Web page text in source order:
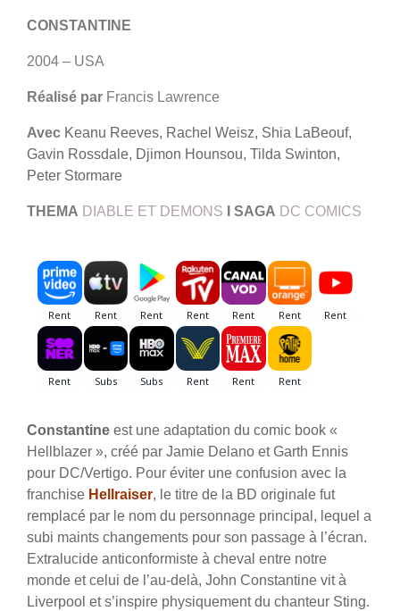
CONSTANTINE
2004 – USA
Réalisé par Francis Lawrence
Avec Keanu Reeves, Rachel Weisz, Shia LaBeouf,
Gavin Rossdale, Djimon Hounsou, Tilda Swinton,
Peter Stormare
THEMA DIABLE ET DEMONS SAGA DC COMICS
Constantine est une adaptation du comic book «
Hellblazer », créé par Jamie Delano et Garth Ennis
pour DC/Vertigo. Pour éviter une confusion avec la
franchise Hellraiser, le titre de la BD originale fut
remplacé par le nom du personnage principal, lequel a
subi maints changements pour son passage à l’écran.
Extralucide anticonformiste à cheval entre notre
monde et celui de l’au-delà, John Constantine vit à
Liverpool et s’inspire physiquement du chanteur Sting.